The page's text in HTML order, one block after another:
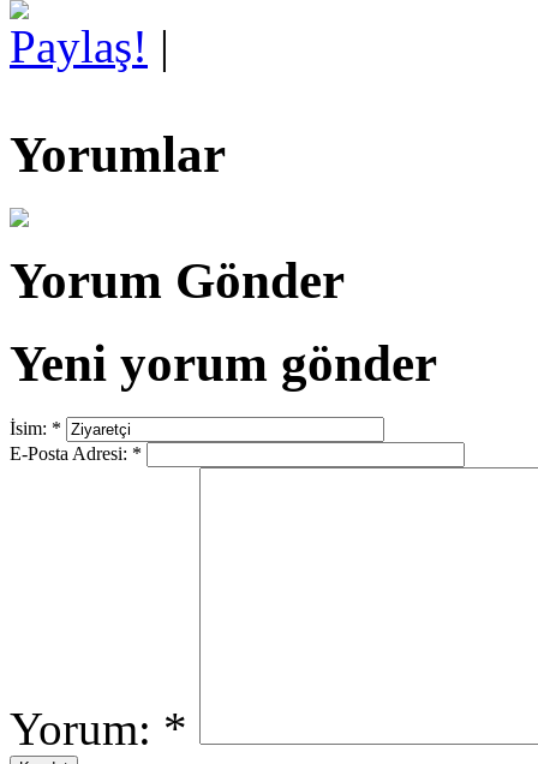
Paylaş! |
Yorumlar
Yorum Gönder
Yeni yorum gönder
İsim: *
E-Posta Adresi: *
Yorum: *